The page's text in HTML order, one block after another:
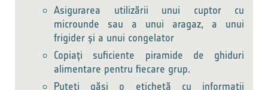
Asigurarea utilizării unui cuptor cu
microunde sau a unui aragaz, a unui
frigider și a unui congelator
Copiați suficiente piramide de ghiduri
alimentare pentru fiecare grup.
Puteți găsi o etichetă cu informații